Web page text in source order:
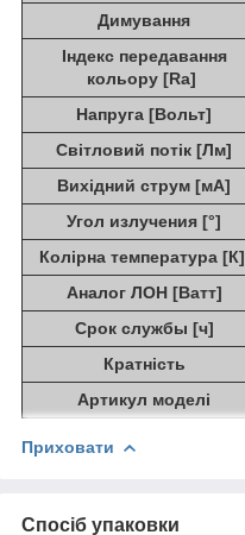
Димування
Індекс передавання
кольору [Ra]
Напруга [Вольт]
Світловий потік [Лм]
Вихідний струм [мА]
Угол излучения [°]
Колірна температура [К]
Аналог ЛОН [Ватт]
Срок службы [ч]
Кратність
Артикул моделі
Приховати
Спосіб упаковки